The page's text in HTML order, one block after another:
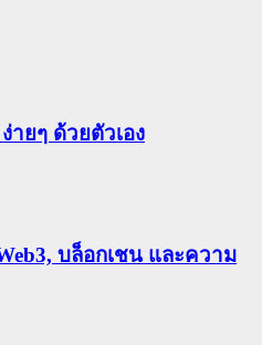
ายๆ ด้วยตัวเอง
บล็อกเชน และความ